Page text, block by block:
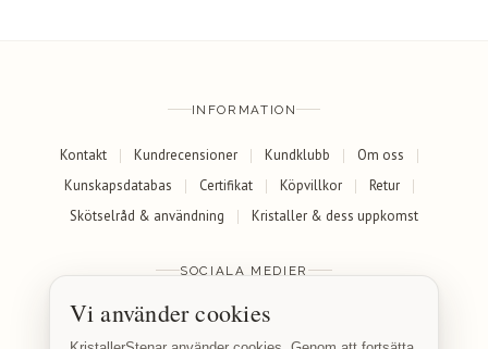
INFORMATION
Kontakt Kundrecensioner Kundklubb
Om oss
Kunskapsdatabas
Certifikat Köpvillkor
Retur
Skötselråd & användning
Kristaller & dess uppkomst
SOCIALA MEDIER
Facebook
Vi använder cookies